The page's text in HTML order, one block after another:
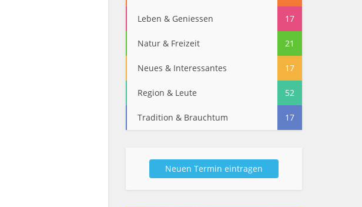
Leben & Geniessen 17
Natur & Freizeit 21
Neues & Interessantes 17
Region & Leute 52
Tradition & Brauchtum 17
Neuen Termin eintragen